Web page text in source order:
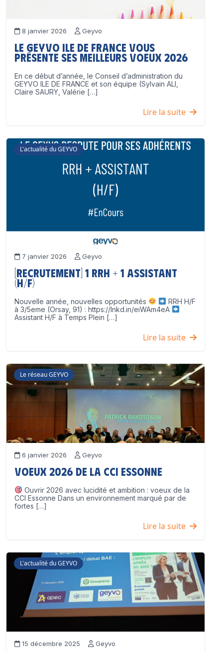
8 janvier 2026 Geyvo
Le GEYVO Ile de France vous
présente ses meilleurs voeux 2026
En ce début d’année, le Conseil d’administration du
GEYVO ILE DE FRANCE et son équipe (Sylvain ALI,
Claire SAURY, Valérie […]
Lire la suite
L'actualité du GEYVO
7 janvier 2026 Geyvo
[Recrutement] 1 RRH + 1 Assistant
(H/F)
Nouvelle année, nouvelles opportunités
RRH H/F
à 3/5eme (Orsay, 91) : https://lnkd.in/eiWAm4eA
Assistant H/F à Temps Plein […]
Lire la suite
Le réseau GEYVO
6 janvier 2026 Geyvo
Voeux 2026 de la CCI Essonne
Ouvrir 2026 avec lucidité et ambition : voeux de la
CCI Essonne Dans un environnement marqué par de
fortes […]
Lire la suite
L'actualité du GEYVO
15 décembre 2025 Geyvo